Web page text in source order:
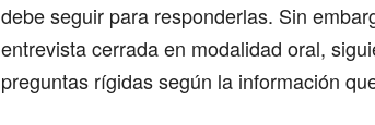
debe seguir para responderlas. Sin
entrevista cerrada en modalidad oral,
preguntas rígidas según la información